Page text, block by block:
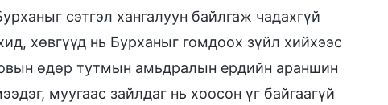
сэтгэл хангалуун байлгаж чадахгүй
хөвгүүд нь Бурханыг гомдоох зүйл хийхээс
өдөр тутмын амьдралын ердийн араншин
муугаас зайлдаг нь хоосон үг байгаагүй